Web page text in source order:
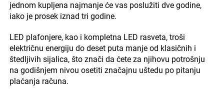
jednom kupljena najmanje će vas poslužiti dve godine,
iako je prosek iznad tri godine.
LED plafonjere, kao i kompletna LED rasveta, troši
električnu energiju do deset puta manje od klasičnih i
štedljivih sijalica, što znači da ćete za njihovu potrošnju
na godišnjem nivou osetiti značajnu uštedu po pitanju
plaćanja računa.